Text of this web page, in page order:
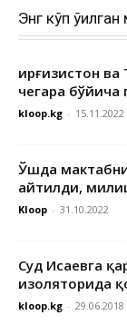
Энг кўп
Қирғизистон
чегара
kloop.kg - 15.11.2022
Ўшда
айтилди,
Kloop - 31.10.2022
Суд Исаевга
изоляторида
kloop.kg - 29.06.2018